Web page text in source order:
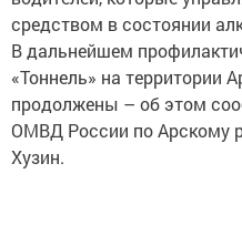
В дальнейшем
«Тоннель» на территории
продолжены – об этом
ОМВД России по Арскому
Хузин.